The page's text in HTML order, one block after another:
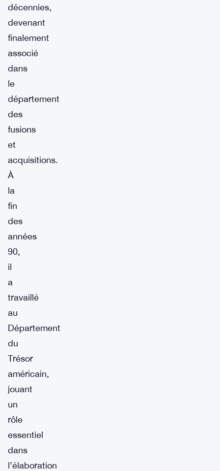
décennies,
devenant
finalement
associé
dans
le
département
des
fusions
et
acquisitions.
À
la
fin
des
années
90,
il
a
travaillé
au
Département
du
Trésor
américain,
jouant
un
rôle
essentiel
dans
l’élaboration